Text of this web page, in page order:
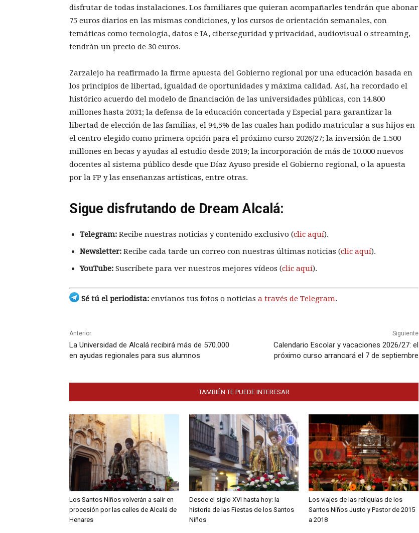
disfrutar de todas instalaciones. Los familiares que quieran acompañarles tendrán que abonar
75 euros diarios en las mismas condiciones, y los cursos de orientación semanales, con
temáticas como tecnología, datos e IA, ciberseguridad y privacidad, audiovisual o streaming,
tendrán un precio de 30 euros.
Zarzalejo ha reafirmado la firme apuesta del Gobierno regional por una educación basada en
los principios de libertad, igualdad de oportunidades y máxima calidad. Así, ha recordado el
histórico acuerdo del modelo de financiación de las universidades públicas, con 14.800
millones hasta 2031; la defensa de la educación concertada y Especial para garantizar la
libertad de elección de las familias, el 94,5% de las cuales han podido matricular a sus hijos en
el centro elegido como primera opción para el próximo curso 2026/27; la inversión de 1.500
millones en becas y ayudas al estudio desde 2019; la incorporación de más de 10.000 nuevos
docentes al sistema público desde que Díaz Ayuso preside el Gobierno regional, o la apuesta
por la FP y las enseñanzas artísticas, entre otras.
Sigue disfrutando de Dream Alcalá:
Telegram: Recibe nuestras noticias y contenido exclusivo (clic aquí).
Newsletter: Recibe cada tarde un correo con nuestras últimas noticias (clic aquí).
YouTube: Suscríbete para ver nuestros mejores vídeos (clic aquí).
Sé tú el periodista: envíanos tus fotos o noticias a través de Telegram.
Anterior
La Universidad de Alcalá recibirá más de 570.000
en ayudas regionales para sus alumnos
Siguiente
Calendario Escolar y vacaciones 2026/27: el
próximo curso arrancará el 7 de septiembre
TAMBIÉN TE PUEDE INTERESAR
Los Santos Niños volverán a salir en
procesión por las calles de Alcalá de
Henares
Desde el siglo XVI hasta hoy: la
historia de las Fiestas de los Santos
Niños
Los viajes de las reliquias de los
Santos Niños Justo y Pastor de 2015
a 2018